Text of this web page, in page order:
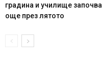
градина и училище започва
още през лятото